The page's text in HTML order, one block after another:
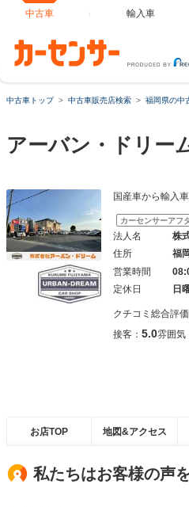
中古車 輸入車
中古車トップ 中古車販売店検索 福岡県の中
アーバン・ドリー
国産車から輸入
カーセンサーアフ
法人名
株
住所
福
営業時間
定休日
日
クチコミ総合評価
接客： 5.0雰囲気
お店TOP 地図&アクセス
私たちはお客様の声